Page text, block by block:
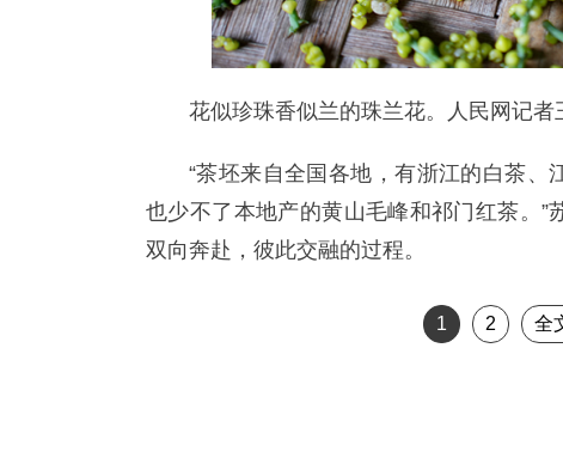
花似珍珠香似兰的珠兰花。人民网记者
“茶坯来自全国各地，有浙江的白茶
也少不了本地产的黄山毛峰和祁门红茶。
双向奔赴，彼此交融的过程。
1 2 全